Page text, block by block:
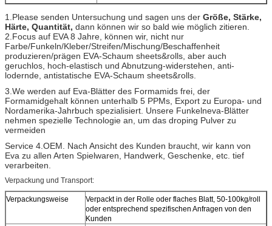
1.Please senden Untersuchung und sagen uns der Größe, Stärke,
Härte, Quantität, dann können wir so bald wie möglich zitieren.
2.Focus auf EVA 8 Jahre, können wir, nicht nur
Farbe/Funkeln/Kleber/Streifen/Mischung/Beschaffenheit
produzieren/prägen EVA-Schaum sheets&rolls, aber auch
geruchlos, hoch-elastisch und Abnutzung-widerstehen, anti-
lodernde, antistatische EVA-Schaum sheets&rolls.
3.We werden auf Eva-Blätter des Formamids frei, der
Formamidgehalt können unterhalb 5 PPMs, Export zu Europa- und
Nordamerika-Jahrbuch spezialisiert. Unsere Funkelneva-Blätter
nehmen spezielle Technologie an, um das droping Pulver zu
vermeiden
Service 4.OEM. Nach Ansicht des Kunden braucht, wir kann von
Eva zu allen Arten Spielwaren, Handwerk, Geschenke, etc. tief
verarbeiten.
Verpackung und Transport:
Verpackungsweise
Verpackt in der Rolle oder flaches Blatt, 50-100kg/roll
oder entsprechend spezifischen Anfragen von den
Kunden